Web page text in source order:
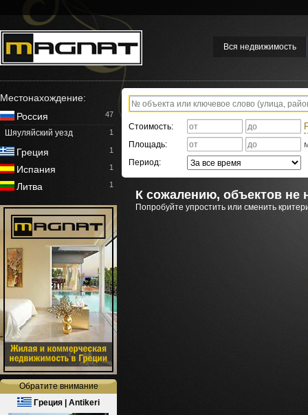
Вся недвижимость
Местонахождение:
Россия
47
Шяуляйский уезд 1
Греция 1
Испания 1
Литва 1
Обратите внимание
Греция | Antikeri
Стоимость:
Площадь:
Период:
К сожалению, объектов не
Попробуйте упростить или сменить